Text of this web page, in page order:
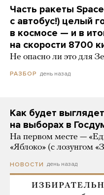
Часть ракеты
с автобус!) целый
в космосе — и в
на скорости 8700
Не опасно ли это для
РАЗБОР день назад
Как будет
на выборах в
На первом месте —
«Яблоко» (с лозунгом
НОВОСТИ день назад